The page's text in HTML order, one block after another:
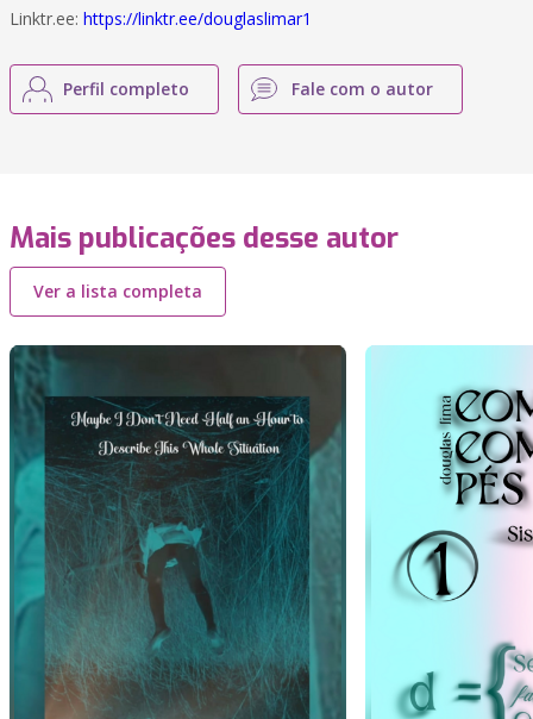
Linktr.ee: https://linktr.ee/douglaslimar1
Perfil completo Fale com o autor
Mais publicações desse autor
Ver a lista completa